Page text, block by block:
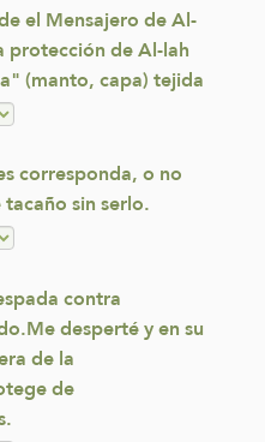
el Mensajero de Al-
protección de Al-lah
(manto, capa) tejida
corresponda, o no
sin serlo.
contra
desperté y en su
de la
de